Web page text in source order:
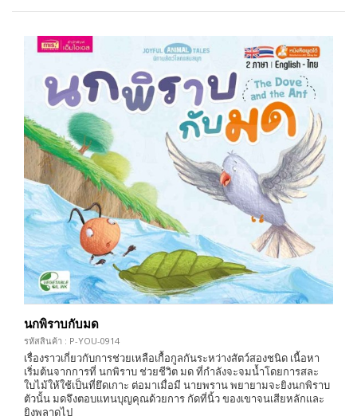
นกพิราบกับมด
รหัสสินค้า : P-YOU-0914
เรื่องราวเกี่ยวกับการช่วยเหลือเกื้อกูลกันระหว่างสัตว์สองชนิด เนื้อหา
เริ่มต้นจากการที่ นกพิราบ ช่วยชีวิต มด ที่กำลังจะจมน้ำโดยการสละ
ใบไม้ให้ใช้เป็นที่ยึดเกาะ ต่อมาเมื่อมี นายพราน พยายามจะยิงนกพิราบ
ตัวนั้น มดจึงตอบแทนบุญคุณด้วยการ กัดที่นิ้ว ของเขาจนเสียหลักและ
ยิงพลาดไป